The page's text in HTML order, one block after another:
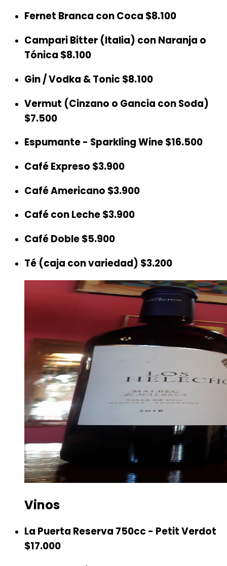
Fernet Branca con Coca $8.100
Campari Bitter (Italia) con Naranja o
Tónica $8.100
Gin / Vodka & Tonic $8.100
Vermut (Cinzano o Gancia con Soda)
$7.500
Espumante - Sparkling Wine$16.500
Café Expreso $3.900
Café Americano $3.900
Café con Leche$3.900
Café Doble$5.900
Té (caja con variedad) $3.200
Vinos
La Puerta Reserva 750cc - Petit Verdot
$17.000